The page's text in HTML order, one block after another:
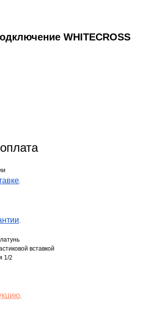
WHITECROSS
.
.
вставкой
1/2
.